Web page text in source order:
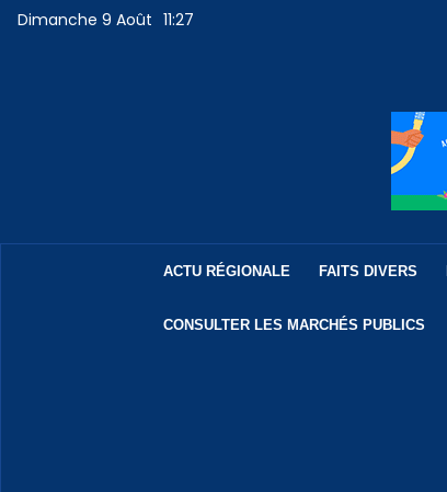
Dimanche 9 Août 11:27
ACTU RÉGIONALE FAITS DIVERS
CONSULTER LES MARCHÉS PUBLICS